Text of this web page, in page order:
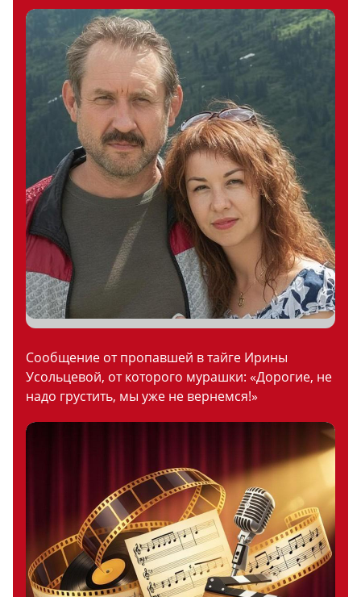
Сообщение от пропавшей в тайге Ирины
Усольцевой, от которого мурашки: «Дорогие, не
надо грустить, мы уже не вернемся!»